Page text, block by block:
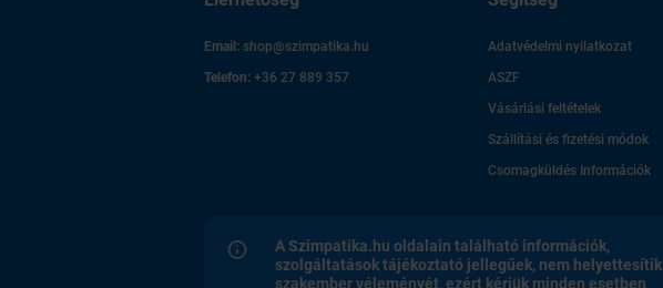
Email: shop@szimpatika.hu
Telefon: +36 27 889 357
Adatvédelmi nyilatkozat
ASZF
Vásárlási feltételek
Szállítási és fizetési módok
Csomagküldés Információk
A Szimpatika.hu oldalain található információk,
szolgáltatások tájékoztató jellegűek, nem helyettesítik
szakember véleményét, ezért kérjük minden esetben